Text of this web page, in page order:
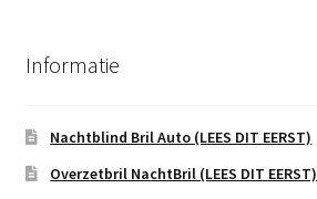
Informatie
Nachtblind Bril Auto (LEES DIT EERST)
Overzetbril NachtBril (LEES DIT EERST)